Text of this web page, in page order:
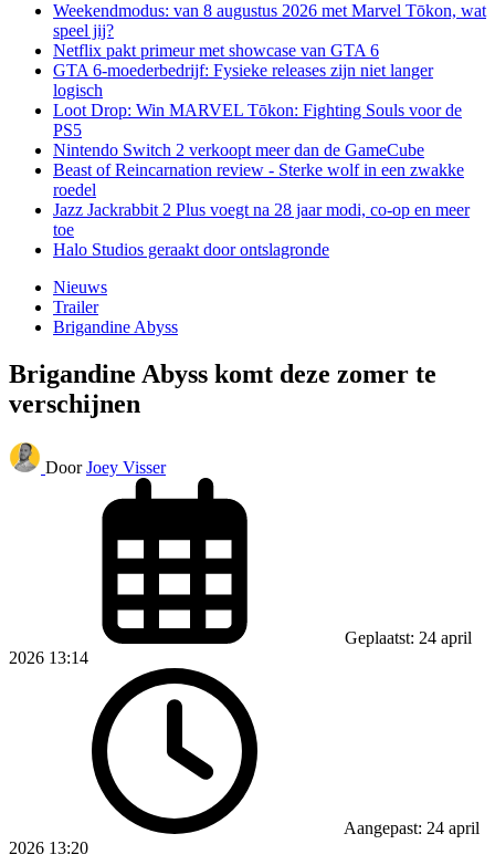
Weekendmodus: van 8 augustus 2026 met Marvel Tōkon, wat
speel jij?
Netflix pakt primeur met showcase van GTA 6
GTA 6-moederbedrijf: Fysieke releases zijn niet langer
logisch
Loot Drop: Win MARVEL Tōkon: Fighting Souls voor de
PS5
Nintendo Switch 2 verkoopt meer dan de GameCube
Beast of Reincarnation review - Sterke wolf in een zwakke
roedel
Jazz Jackrabbit 2 Plus voegt na 28 jaar modi, co-op en meer
toe
Halo Studios geraakt door ontslagronde
Nieuws
Trailer
Brigandine Abyss
Brigandine Abyss komt deze zomer te
verschijnen
Door Joey Visser
Geplaatst: 24 april
2026 13:14
Aangepast: 24 april
2026 13:20